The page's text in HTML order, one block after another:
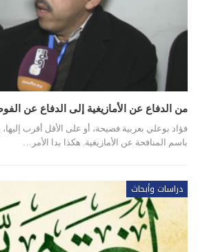
من الدفاع عن الأمازيغية إلى الدفاع عن
فؤاد بوعلي بعربية فصيحة، أو على الأقل أقرب
باسم المنافحة عن الأمازيغية. هكذا بدا الأمر…
دراسات وأبحاث